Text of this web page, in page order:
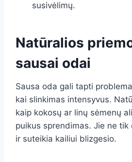
susivėlimų.
Natūralios
sausai odai
Sausa oda gali tapti
kai slinkimas intensyvus.
kaip kokosų ar linų sėmenų
puikus sprendimas. Jie ne
ir suteikia kailiui blizgesio.